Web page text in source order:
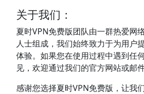
关于我们：
夏时VPN免费版团队由一群热爱网
人士组成，我们始终致力于为用户
体验。如果您在使用过程中遇到任
见，欢迎通过我们的官方网站或邮
感谢您选择夏时VPN免费版，让我